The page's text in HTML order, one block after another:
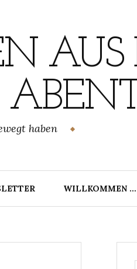
AUS
haben
WILLKOMMEN …